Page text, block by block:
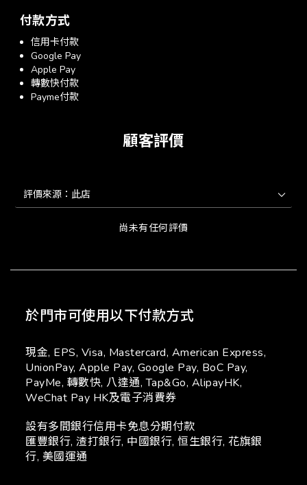
付款方式
信用卡付款
Google Pay
Apple Pay
轉數快付款
Payme付款
顧客評價
尚未有任何評價
於門市可使用以下付款方式
現金, EPS, Visa, Mastercard, American Express,
UnionPay, Apple Pay, Google Pay, BoC Pay,
PayMe, 轉數快, 八達通, Tap&Go, AlipayHK,
WeChat Pay HK及電子消費券
設有多間銀行信用卡免息分期付款
匯豐銀行, 渣打銀行, 中國銀行, 恒生銀行, 花旗銀
行, 美國運通